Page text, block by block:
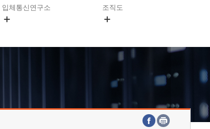
입체통신연구소
호남권연구본부
조직도
연구원 고객헌장
주요업무연락처